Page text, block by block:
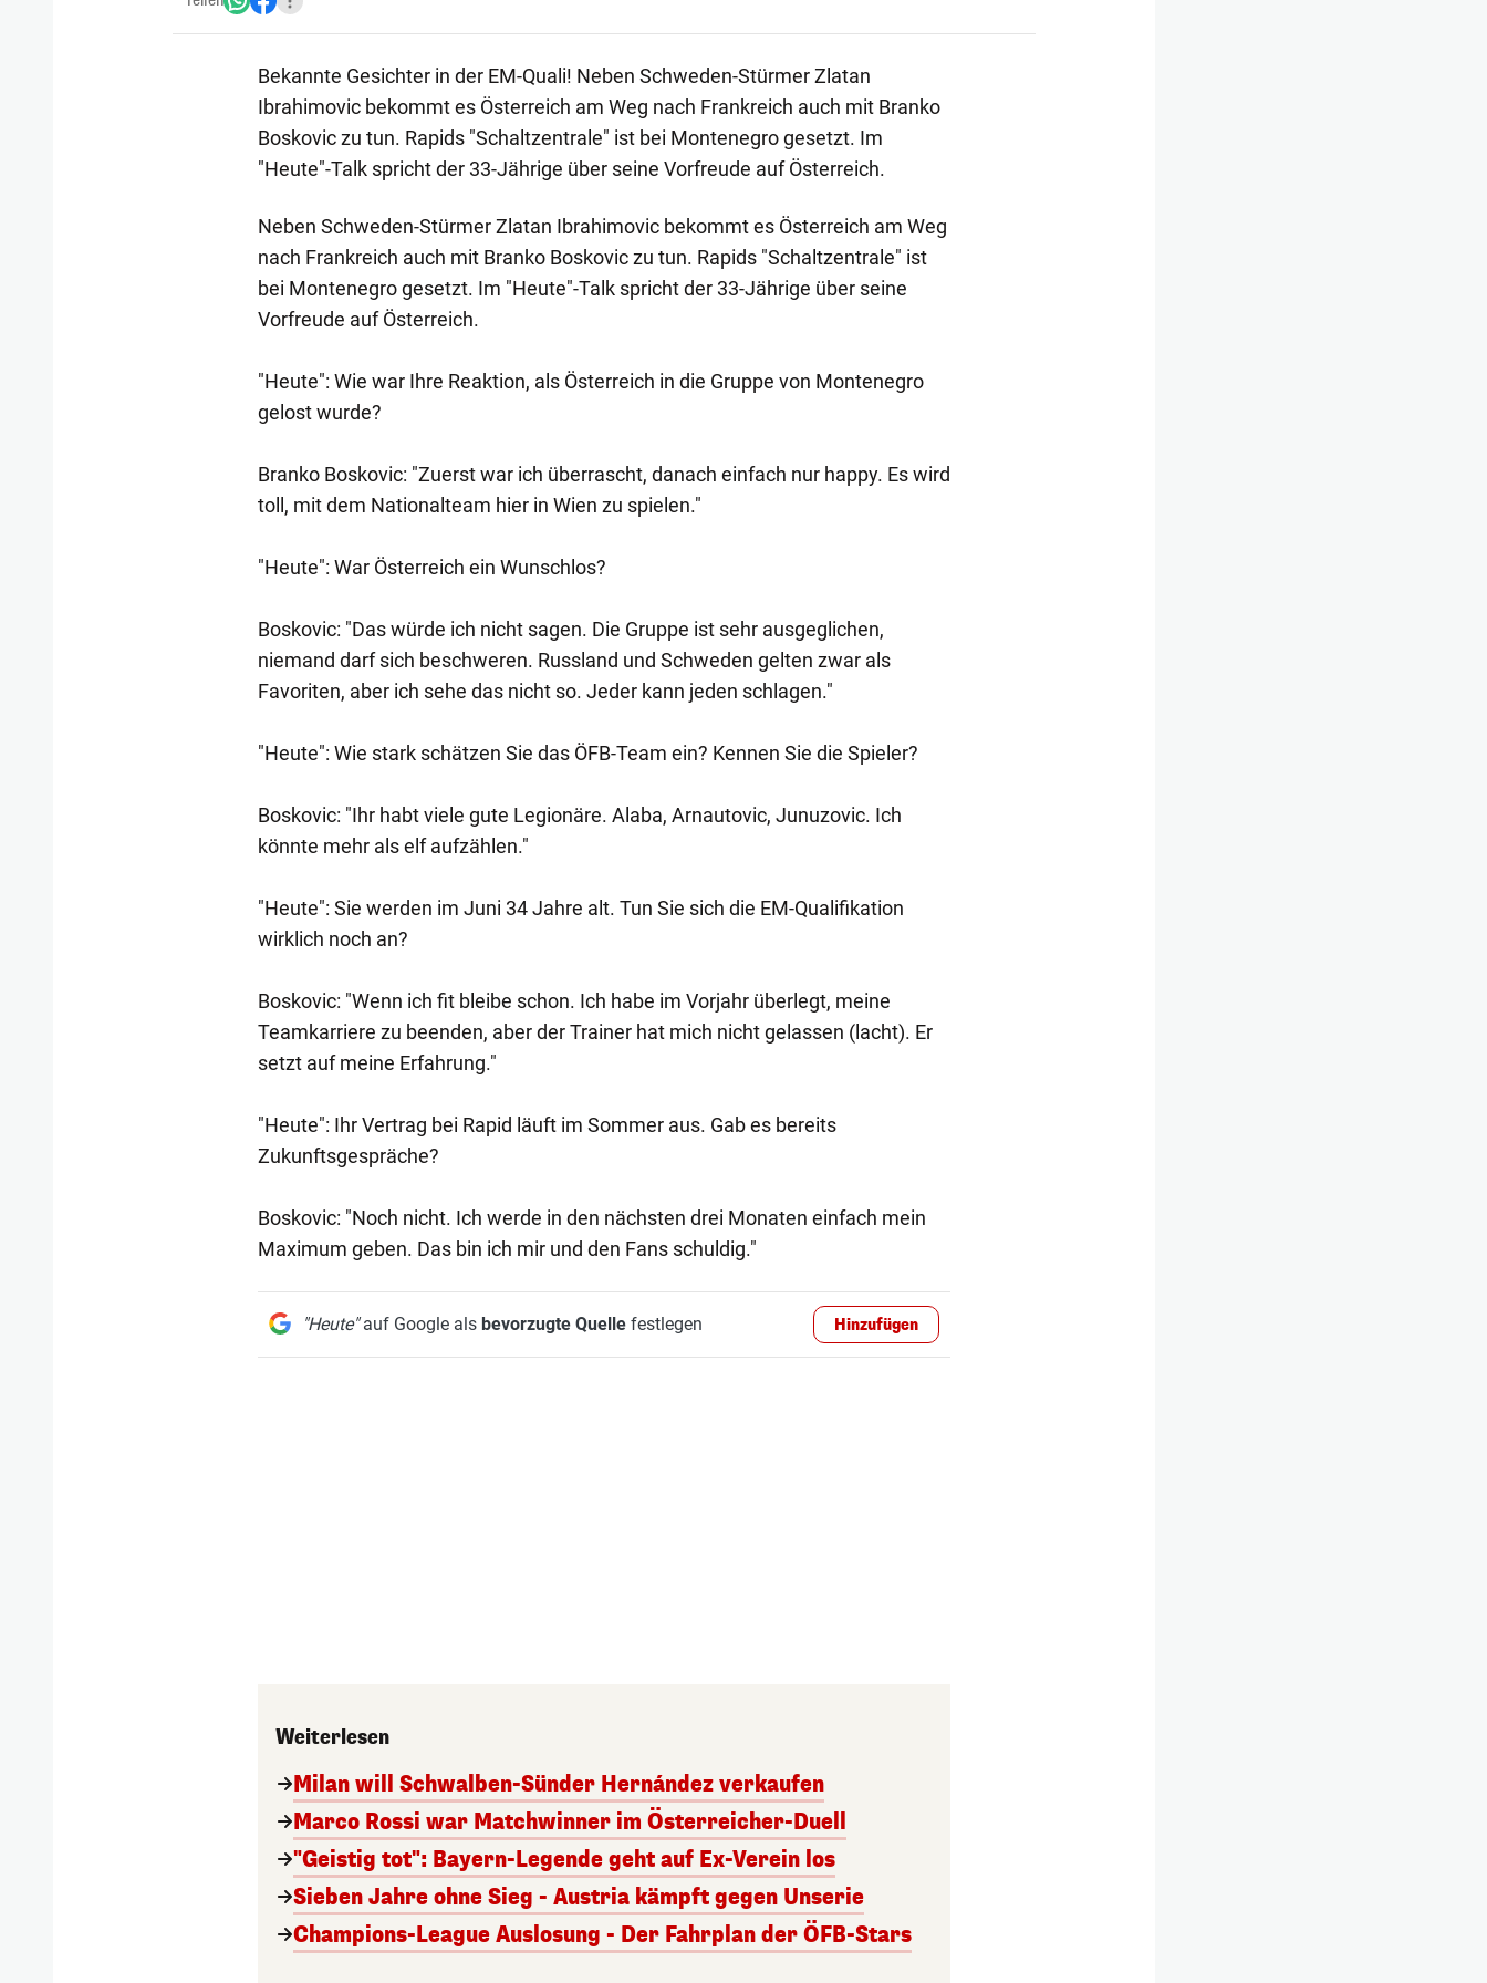
Bekannte Gesichter in der EM-Quali! Neben Schweden-Stürmer Zlatan
Ibrahimovic bekommt es Österreich am Weg nach Frankreich auch mit Branko
Boskovic zu tun. Rapids "Schaltzentrale" ist bei Montenegro gesetzt. Im
"Heute"-Talk spricht der 33-Jährige über seine Vorfreude auf Österreich.
Neben Schweden-Stürmer Zlatan Ibrahimovic bekommt es Österreich am Weg
nach Frankreich auch mit Branko Boskovic zu tun. Rapids "Schaltzentrale" ist
bei Montenegro gesetzt. Im "Heute"-Talk spricht der 33-Jährige über seine
Vorfreude auf Österreich.
"Heute": Wie war Ihre Reaktion, als Österreich in die Gruppe von Montenegro
gelost wurde?
Branko Boskovic: "Zuerst war ich überrascht, danach einfach nur happy. Es wird
toll, mit dem Nationalteam hier in Wien zu spielen."
"Heute": War Österreich ein Wunschlos?
Boskovic: "Das würde ich nicht sagen. Die Gruppe ist sehr ausgeglichen,
niemand darf sich beschweren. Russland und Schweden gelten zwar als
Favoriten, aber ich sehe das nicht so. Jeder kann jeden schlagen."
"Heute": Wie stark schätzen Sie das ÖFB-Team ein? Kennen Sie die Spieler?
Boskovic: "Ihr habt viele gute Legionäre. Alaba, Arnautovic, Junuzovic. Ich
könnte mehr als elf aufzählen."
"Heute": Sie werden im Juni 34 Jahre alt. Tun Sie sich die EM-Qualifikation
wirklich noch an?
Boskovic: "Wenn ich fit bleibe schon. Ich habe im Vorjahr überlegt, meine
Teamkarriere zu beenden, aber der Trainer hat mich nicht gelassen (lacht). Er
setzt auf meine Erfahrung."
"Heute": Ihr Vertrag bei Rapid läuft im Sommer aus. Gab es bereits
Zukunftsgespräche?
Boskovic: "Noch nicht. Ich werde in den nächsten drei Monaten einfach mein
Maximum geben. Das bin ich mir und den Fans schuldig."
"Heute"auf Google als bevorzugte Quellefestlegen Hinzufügen
Weiterlesen
Milan will Schwalben-Sünder Hernández verkaufen
Marco Rossi war Matchwinner im Österreicher-Duell
"Geistig tot": Bayern-Legende geht auf Ex-Verein los
Sieben Jahre ohne Sieg - Austria kämpft gegen Unserie
Champions-League Auslosung - Der Fahrplan der ÖFB-Stars